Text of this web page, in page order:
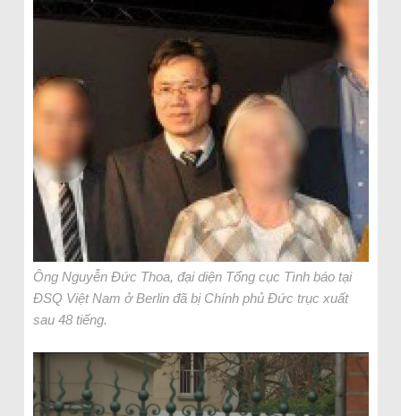
Ông Nguyễn Đức Thoa, đại diện Tổng cục Tình báo tại
ĐSQ Việt Nam ở Berlin đã bị Chính phủ Đức trục xuất
sau 48 tiếng.